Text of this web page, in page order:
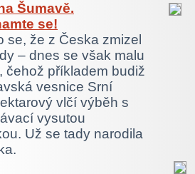
Šumavě.
se!
se, že z Česka zmizel
– dnes se však malu
čehož příkladem budiž
vesnice Srní
vlčí výběh s
vysutou
Už se tady narodila